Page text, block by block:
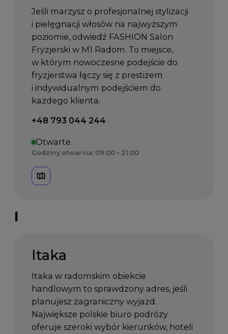
Jeśli marzysz o profesjonalnej stylizacji
i pielęgnacji włosów na najwyższym
poziomie, odwiedź FASHION Salon
Fryzjerski w M1 Radom. To miejsce,
w którym nowoczesne podejście do
fryzjerstwa łączy się z prestiżem
i indywidualnym podejściem do
każdego klienta.
Telefon kontaktowy:
+48 793 044 244
Otwarte
Godziny otwarcia: 09:00 – 21:00
I
Itaka
Itaka w radomskim obiekcie
handlowym to sprawdzony adres, jeśli
planujesz zagraniczny wyjazd.
Największe polskie biuro podróży
oferuje szeroki wybór kierunków, hoteli